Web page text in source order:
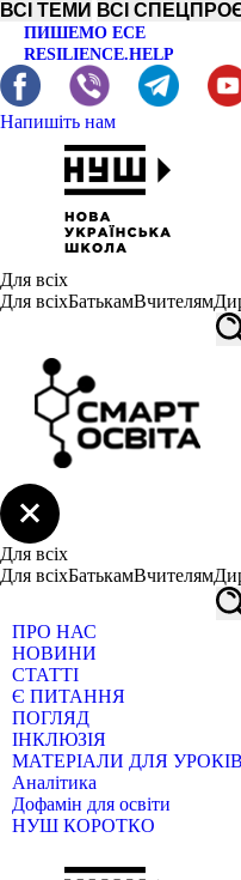
ВСІ ТЕМИ ВСІ
ПИШЕМО ЕСЕ
RESILIENCE.HELP
Напишіть нам
Для всіх
Для всіхБатькамВчителям
Для всіх
Для всіхБатькамВчителям
ПРО НАС
НОВИНИ
СТАТТІ
Є ПИТАННЯ
ПОГЛЯД
ІНКЛЮЗІЯ
МАТЕРІАЛИ ДЛЯ УРОКІВ
Аналітика
Дофамін для освіти
НУШ КОРОТКО